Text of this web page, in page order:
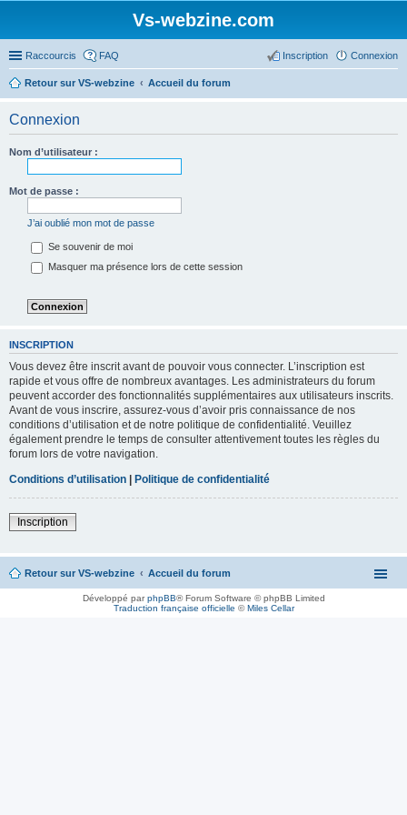
Vs-webzine.com
Raccourcis FAQ Connexion
Inscription
Retour sur VS-webzine Accueil du forum
Connexion
Nom d’utilisateur :
Mot de passe :
J’ai oublié mon mot de passe
Se souvenir de moi
Masquer ma présence lors de cette session
INSCRIPTION
Vous devez être inscrit avant de pouvoir vous connecter. L’inscription est
rapide et vous offre de nombreux avantages. Les administrateurs du forum
peuvent accorder des fonctionnalités supplémentaires aux utilisateurs inscrits.
Avant de vous inscrire, assurez-vous d’avoir pris connaissance de nos
conditions d’utilisation et de notre politique de confidentialité. Veuillez
également prendre le temps de consulter attentivement toutes les règles du
forum lors de votre navigation.
Conditions d’utilisation | Politique de confidentialité
Inscription
Retour sur VS-webzine Accueil du forum
Développé parphpBB® Forum Software © phpBB Limited
Traduction française officielle ©Miles Cellar